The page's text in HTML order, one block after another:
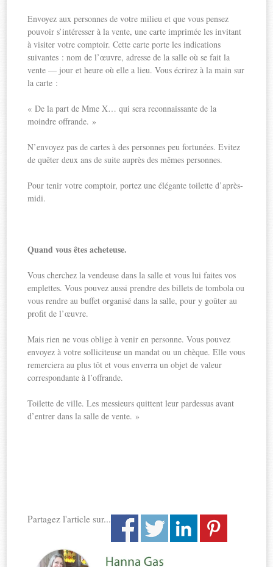
Envoyez aux personnes de votre milieu et que vous pensez
pouvoir s’intéresser à la vente, une carte imprimée les invitant
à visiter votre comptoir. Cette carte porte les indications
suivantes : nom de l’œuvre, adresse de la salle où se fait la
vente — jour et heure où elle a lieu. Vous écrirez à la main sur
la carte :
« De la part de Mme X… qui sera reconnaissante de la
moindre offrande. »
N’envoyez pas de cartes à des personnes peu fortunées. Evitez
de quêter deux ans de suite auprès des mêmes personnes.
Pour tenir votre comptoir, portez une élégante toilette d’après-
midi.
Quand vous êtes acheteuse.
Vous cherchez la vendeuse dans la salle et vous lui faites vos
emplettes. Vous pouvez aussi prendre des billets de tombola ou
vous rendre au buffet organisé dans la salle, pour y goûter au
profit de l’œuvre.
Mais rien ne vous oblige à venir en personne. Vous pouvez
envoyez à votre solliciteuse un mandat ou un chèque. Elle vous
remerciera au plus tôt et vous enverra un objet de valeur
correspondante à l’offrande.
Toilette de ville. Les messieurs quittent leur pardessus avant
d’entrer dans la salle de vente. »
Partagez l'article sur...